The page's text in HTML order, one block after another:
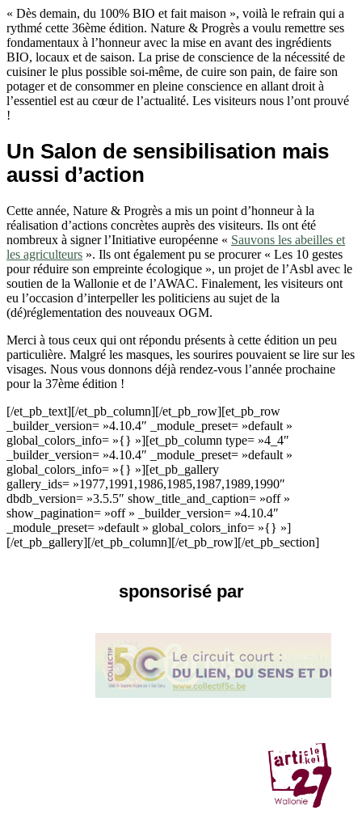
« Dès demain, du 100% BIO et fait maison », voilà le refrain qui a
rythmé cette 36ème édition. Nature & Progrès a voulu remettre ses
fondamentaux à l’honneur avec la mise en avant des ingrédients
BIO, locaux et de saison. La prise de conscience de la nécessité de
cuisiner le plus possible soi-même, de cuire son pain, de faire son
potager et de consommer en pleine conscience en allant droit à
l’essentiel est au cœur de l’actualité. Les visiteurs nous l’ont prouvé
!
Un Salon de sensibilisation mais
aussi d’action
Cette année, Nature & Progrès a mis un point d’honneur à la
réalisation d’actions concrètes auprès des visiteurs. Ils ont été
nombreux à signer l’Initiative européenne « Sauvons les abeilles et
les agriculteurs ». Ils ont également pu se procurer « Les 10 gestes
pour réduire son empreinte écologique », un projet de l’Asbl avec le
soutien de la Wallonie et de l’AWAC. Finalement, les visiteurs ont
eu l’occasion d’interpeller les politiciens au sujet de la
(dé)réglementation des nouveaux OGM.
Merci à tous ceux qui ont répondu présents à cette édition un peu
particulière. Malgré les masques, les sourires pouvaient se lire sur les
visages. Nous vous donnons déjà rendez-vous l’année prochaine
pour la 37ème édition !
[/et_pb_text][/et_pb_column][/et_pb_row][et_pb_row
_builder_version= »4.10.4″ _module_preset= »default »
global_colors_info= »{} »][et_pb_column type= »4_4″
_builder_version= »4.10.4″ _module_preset= »default »
global_colors_info= »{} »][et_pb_gallery
gallery_ids= »1977,1991,1986,1985,1987,1989,1990″
dbdb_version= »3.5.5″ show_title_and_caption= »off »
show_pagination= »off » _builder_version= »4.10.4″
_module_preset= »default » global_colors_info= »{} »]
[/et_pb_gallery][/et_pb_column][/et_pb_row][/et_pb_section]
sponsorisé par